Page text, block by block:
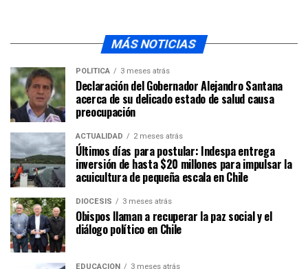
MÁS NOTICIAS
POLÍTICA 3 meses atrás
Declaración del Gobernador Alejandro Santana
acerca de su delicado estado de salud causa
preocupación
ACTUALIDAD 2 meses atrás
Últimos días para postular: Indespa entrega
inversión de hasta $20 millones para impulsar la
acuicultura de pequeña escala en Chile
DIÓCESIS 3 meses atrás
Obispos llaman a recuperar la paz social y el
diálogo político en Chile
EDUCACIÓN 3 meses atrás